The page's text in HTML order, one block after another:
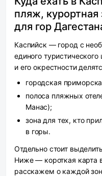
пляж, курортная
для гор
Каспийск — город с
единого
и его окрестности
городская
полоса пляжных
Манас);
зона для тех, кто
в горы.
Отдельно стоит
Ниже — короткая карта
расскажем о каждой